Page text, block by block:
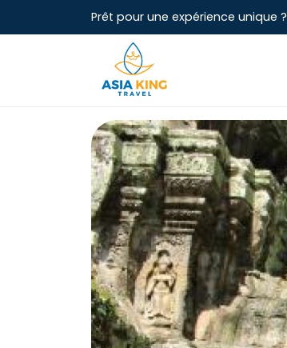
Prêt pour une expérience unique ?